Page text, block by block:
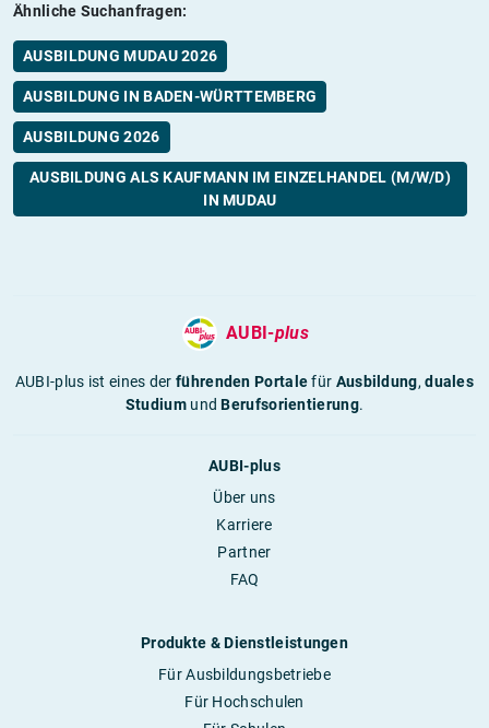
Ähnliche Suchanfragen:
AUSBILDUNG MUDAU 2026
AUSBILDUNG IN BADEN-WÜRTTEMBERG
AUSBILDUNG 2026
AUSBILDUNG ALS KAUFMANN IM EINZELHANDEL (M/W/D)
IN MUDAU
AUBI-plus
AUBI-plus ist eines derführenden Portalefür Ausbildung,duales
StudiumundBerufsorientierung.
AUBI-plus
Über uns
Karriere
Partner
FAQ
Produkte & Dienstleistungen
Für Ausbildungsbetriebe
Für Hochschulen